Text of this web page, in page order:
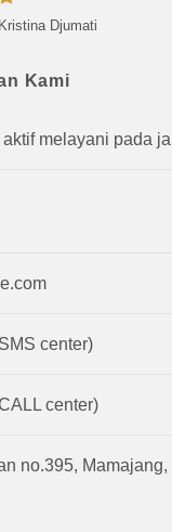
Djumati
Kami
melayani pada
center)
center)
no.395, Mamajang,